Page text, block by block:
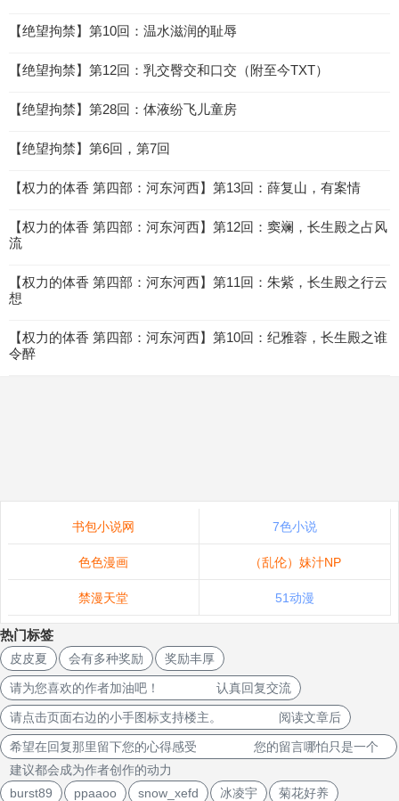
【绝望拘禁】第10回：温水滋润的耻辱
【绝望拘禁】第12回：乳交臀交和口交（附至今TXT）
【绝望拘禁】第28回：体液纷飞儿童房
【绝望拘禁】第6回，第7回
【权力的体香 第四部：河东河西】第13回：薛复山，有案情
【权力的体香 第四部：河东河西】第12回：窦斓，长生殿之占风
流
【权力的体香 第四部：河东河西】第11回：朱紫，长生殿之行云
想
【权力的体香 第四部：河东河西】第10回：纪雅蓉，长生殿之谁
令醉
书包小说网 7色小说
色色漫画 （乱伦）妹汁NP
禁漫天堂 51动漫
热门标签
皮皮夏 会有多种奖励 奖励丰厚
请为您喜欢的作者加油吧！ 认真回复交流
请点击页面右边的小手图标支持楼主。 阅读文章后
希望在回复那里留下您的心得感受 您的留言哪怕只是一个
建议都会成为作者创作的动力
burst89
ppaaoo snow_xefd 冰凌宇 菊花好养